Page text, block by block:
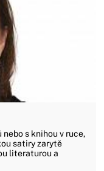
s knihou v ruce,
satiry zarytě
literaturou a